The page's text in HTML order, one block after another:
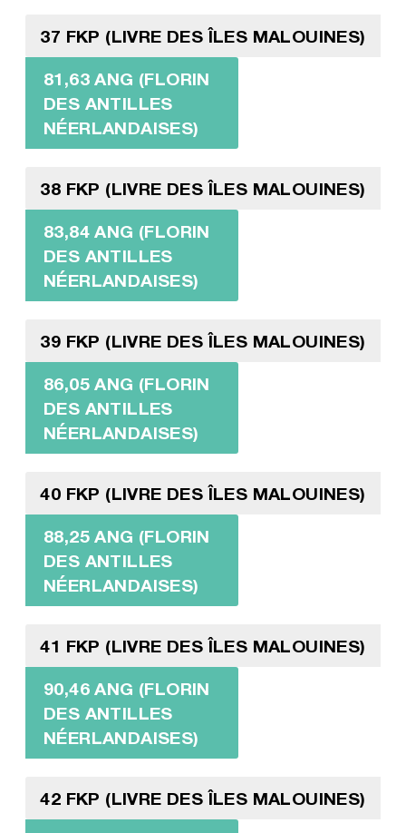
37 FKP (LIVRE DES ÎLES MALOUINES)
81,63 ANG (FLORIN
DES ANTILLES
NÉERLANDAISES)
38 FKP (LIVRE DES ÎLES MALOUINES)
83,84 ANG (FLORIN
DES ANTILLES
NÉERLANDAISES)
39 FKP (LIVRE DES ÎLES MALOUINES)
86,05 ANG (FLORIN
DES ANTILLES
NÉERLANDAISES)
40 FKP (LIVRE DES ÎLES MALOUINES)
88,25 ANG (FLORIN
DES ANTILLES
NÉERLANDAISES)
41 FKP (LIVRE DES ÎLES MALOUINES)
90,46 ANG (FLORIN
DES ANTILLES
NÉERLANDAISES)
42 FKP (LIVRE DES ÎLES MALOUINES)